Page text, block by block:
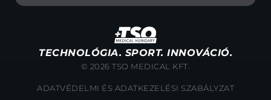
TECHNOLÓGIA. SPORT. INNOVÁCIÓ.
© 2026 TSO MEDICAL KFT.
ADATVÉDELMI ÉS ADATKEZELÉSI SZABÁLYZAT